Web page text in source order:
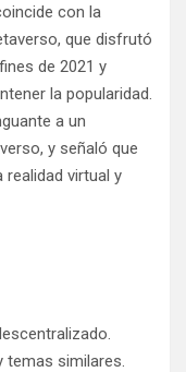
con la
que disfrutó
de 2021 y
la popularidad.
a un
y señaló que
realidad virtual y
temas similares.